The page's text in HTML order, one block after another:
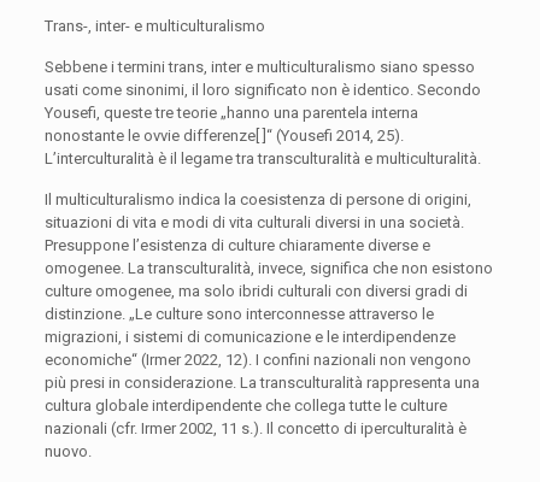
Trans-, inter- e multiculturalismo
Sebbene i termini trans, inter e multiculturalismo siano spesso
usati come sinonimi, il loro significato non è identico. Secondo
Yousefi, queste tre teorie „hanno una parentela interna
nonostante le ovvie differenze[ ]“ (Yousefi 2014, 25).
L’interculturalità è il legame tra transculturalità e multiculturalità.
Il multiculturalismo indica la coesistenza di persone di origini,
situazioni di vita e modi di vita culturali diversi in una società.
Presuppone l’esistenza di culture chiaramente diverse e
omogenee. La transculturalità, invece, significa che non esistono
culture omogenee, ma solo ibridi culturali con diversi gradi di
distinzione. „Le culture sono interconnesse attraverso le
migrazioni, i sistemi di comunicazione e le interdipendenze
economiche“ (Irmer 2022, 12). I confini nazionali non vengono
più presi in considerazione. La transculturalità rappresenta una
cultura globale interdipendente che collega tutte le culture
nazionali (cfr. Irmer 2002, 11 s.). Il concetto di iperculturalità è
nuovo.